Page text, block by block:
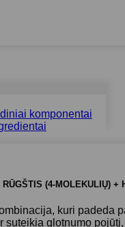
komponentai
RŪGŠTIS (4-MOLEKULIŲ)
kuri padeda
suteikia glotnumo